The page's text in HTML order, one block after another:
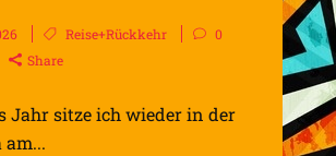
Reise+Rückkehr
0
Share
Jahr sitze ich wieder in der
am...